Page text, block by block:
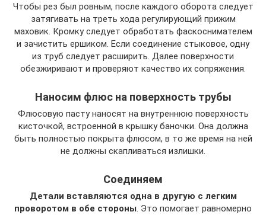
Чтобы рез был ровным, после каждого оборота следует
затягивать на треть хода регулирующий прижим
маховик. Кромку следует обработать фаскоснимателем
и зачистить ершиком. Если соединение стыковое, одну
из труб следует расширить. Далее поверхности
обезжиривают и проверяют качество их сопряжения.
Наносим флюс на поверхность трубы
Флюсовую пасту наносят на внутреннюю поверхность
кисточкой, встроенной в крышку баночки. Она должна
быть полностью покрыта флюсом, в то же время на ней
не должны скапливаться излишки.
Соединяем
Детали вставляются одна в другую с легким
проворотом в обе стороны. Это помогает равномерно